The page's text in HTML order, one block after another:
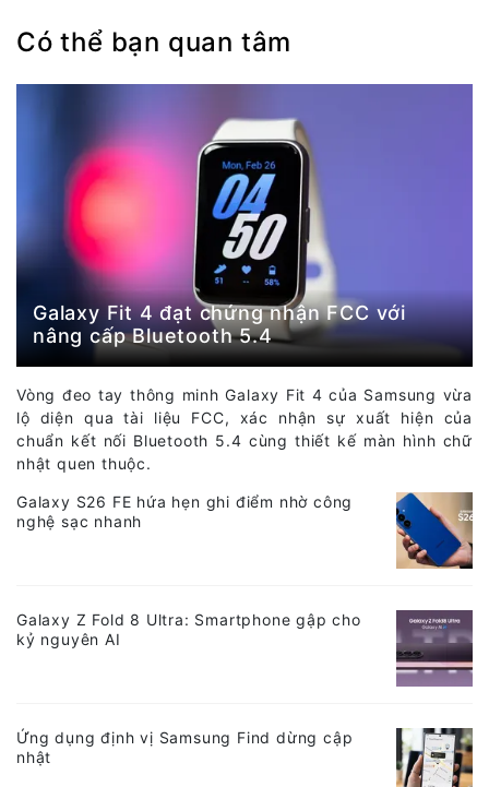
Có thể bạn quan tâm
Galaxy Fit 4 đạt chứng nhận FCC với
nâng cấp Bluetooth 5.4
Vòng đeo tay thông minh Galaxy Fit 4 của Samsung vừa
lộ diện qua tài liệu FCC, xác nhận sự xuất hiện của
chuẩn kết nối Bluetooth 5.4 cùng thiết kế màn hình chữ
nhật quen thuộc.
Galaxy S26 FE hứa hẹn ghi điểm nhờ công
nghệ sạc nhanh
Galaxy Z Fold 8 Ultra: Smartphone gập cho
kỷ nguyên AI
Ứng dụng định vị Samsung Find dừng cập
nhật